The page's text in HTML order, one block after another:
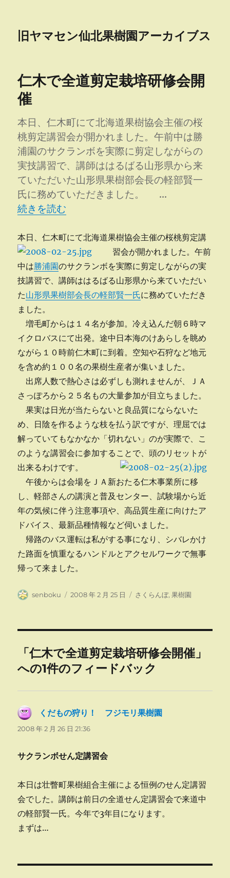
旧ヤマセン仙北果樹園アーカイブス
仁木で全道剪定栽培研修会開
催
本日、仁木町にて北海道果樹協会主催の桜
桃剪定講習会が開かれました。午前中は勝
浦園のサクランボを実際に剪定しながらの
実技講習で、講師ははるばる山形県から来
ていただいた山形県果樹部会長の軽部賢一
氏に務めていただきました。 …
“仁木で全道剪定栽培研修会開催” の
続きを読む
本日、仁木町にて北海道果樹協会主催の桜桃剪定講
習会が開かれました。午前
中は勝浦園のサクランボを実際に剪定しながらの実
技講習で、講師ははるばる山形県から来ていただい
た山形県果樹部会長の軽部賢一氏に務めていただき
ました。
増毛町からは１４名が参加。冷え込んだ朝６時マ
イクロバスにて出発。途中日本海のけあらしを眺め
ながら１０時前仁木町に到着。空知や石狩など地元
を含め約１００名の果樹生産者が集いました。
出席人数で熱心さは必ずしも測れませんが、ＪＡ
さっぽろから２５名もの大量参加が目立ちました。
果実は日光が当たらないと良品質にならないた
め、日陰を作るような枝を払う訳ですが、理屈では
解っていてもなかなか「切れない」のが実際で、こ
のような講習会に参加することで、頭のリセットが
出来るわけです。
午後からは会場をＪＡ新おたる仁木事業所に移
し、軽部さんの講演と普及センター、試験場から近
年の気候に伴う注意事項や、高品質生産に向けたア
ドバイス、最新品種情報など伺いました。
帰路のバス運転は私がする事になり、シバレかけ
た路面を慎重なるハンドルとアクセルワークで無事
帰って来ました。
投
senboku
投
2008 年 2 月 25 日
カ
さくらんぼ,果樹園
「仁木で全道剪定栽培研修会開催」
への1件のフィードバック
くだもの狩り！ フジモリ果樹園
2008 年 2 月 26 日 21:36
サクランボせん定講習会
本日は壮瞥町果樹組合主催による恒例のせん定講習
会でした。講師は前日の全道せん定講習会で来道中
の軽部賢一氏。今年で3年目になります。
まずは…